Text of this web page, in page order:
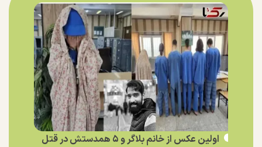
اولین عکس از خانم بلاگر و ۵ همدستش در قتل